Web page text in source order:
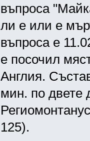
въпроса
ли е или е
въпроса е
е посочил
Англия.
мин. по двете
125).